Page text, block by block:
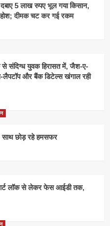
5 लाख रुपए भूल गया किसान,
होश; दीमक चट कर गई रकम
संदिग्ध युवक हिरासत में, जैश-ए-
लैपटॉप और बैंक डिटेल्स खंगाल रही
साथ छोड़ रहे हमसफर
लॉक से लेकर फेस आईडी तक,